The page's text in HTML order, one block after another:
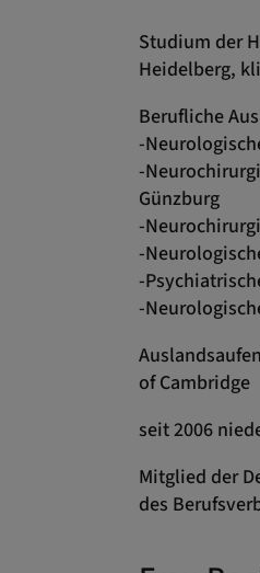
Studium der
Heidelberg,
Berufliche
-
-
Günzburg
-
-
-
-
of Cambridge
seit 2006
Mitglied der
des